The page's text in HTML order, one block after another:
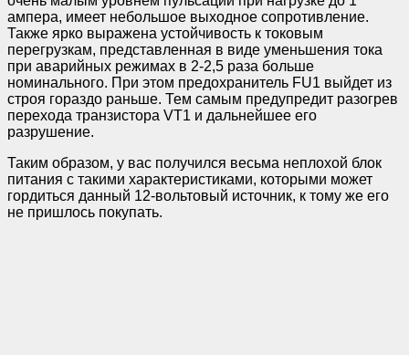
ампера, имеет небольшое выходное сопротивление.
Также ярко выражена устойчивость к токовым
перегрузкам, представленная в виде уменьшения тока
при аварийных режимах в 2-2,5 раза больше
номинального. При этом предохранитель FU1 выйдет из
строя гораздо раньше. Тем самым предупредит разогрев
перехода транзистора VT1 и дальнейшее его
разрушение.
Таким образом, у вас получился весьма неплохой блок
питания с такими характеристиками, которыми может
гордиться данный 12-вольтовый источник, к тому же его
не пришлось покупать.